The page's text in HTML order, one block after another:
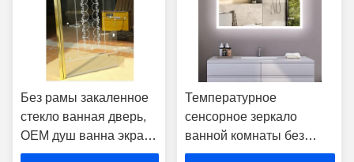
Без рамы закаленное
стекло ванная дверь,
OEM душ ванна экран
стекла
Температурное
сенсорное зеркало
ванной комнаты без
рамы с светодиодным